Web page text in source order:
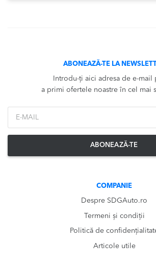
ABONEAZĂ-TE LA
Introdu-ți aici adresa de e-mail
a primi ofertele noastre în cel mai
ABONEAZĂ-TE
COMPANIE
Despre SDGAuto.ro
Termeni și condiții
Politică de
Articole utile